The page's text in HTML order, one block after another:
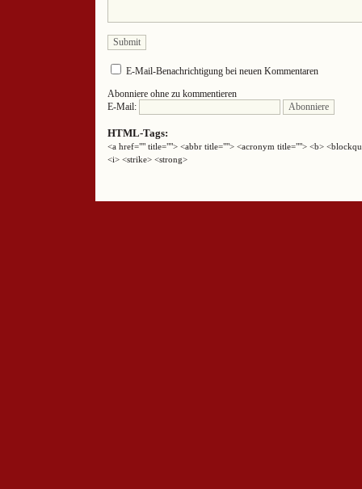
E-Mail-Benachrichtigung bei neuen Kommentaren
Abonniere ohne zu kommentieren
E-Mail:
HTML-Tags:
<a href="" title=""> <abbr title=""> <acronym title=""> <b>
<i> <strike> <strong>